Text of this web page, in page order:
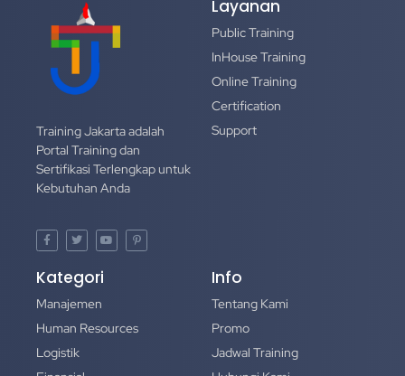
Training Jakarta adalah
Portal Training dan
Sertifikasi Terlengkap untuk
Kebutuhan Anda
Layanan
Public Training
InHouse Training
Online Training
Certification
Support
Kategori
Manajemen
Human Resources
Logistik
Info
Tentang Kami
Promo
Jadwal Training